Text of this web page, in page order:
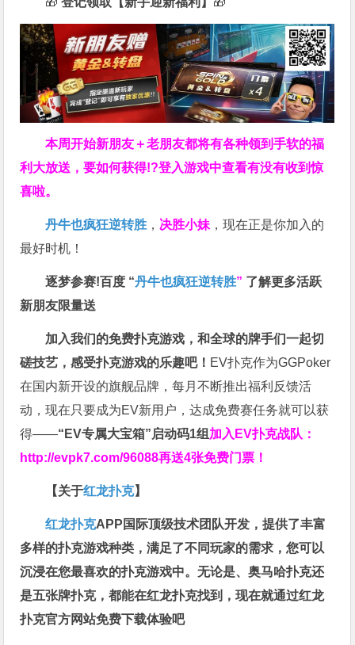
本周开始新朋友＋老朋友都将有各种领到手软的福
利大放送，要如何获得!?登入游戏中查看有没有收到惊
喜啦。
丹牛也疯狂逆转胜 ， 决胜小妹 ，现在正是你加入的
最好时机！
逐梦参赛!百度 “丹牛也疯狂逆转胜” 了解更多活跃
新朋友限量送
加入我们的免费扑克游戏，和全球的牌手们一起切
磋技艺，感受扑克游戏的乐趣吧！ EV扑克作为GGPoker
在国内新开设的旗舰品牌，每月不断推出福利反馈活
动，现在只要成为EV新用户，达成免费赛任务就可以获
得——“EV专属大宝箱”启动码1组 加入EV扑克战队：
http://evpk7.com/96088再送4张免费门票！
【关于红龙扑克】
红龙扑克APP国际顶级技术团队开发，提供了丰富
多样的扑克游戏种类，满足了不同玩家的需求，您可以
沉浸在您最喜欢的扑克游戏中。无论是、奥马哈扑克还
是五张牌扑克，都能在红龙扑克找到，现在就通过红龙
扑克官方网站免费下载体验吧